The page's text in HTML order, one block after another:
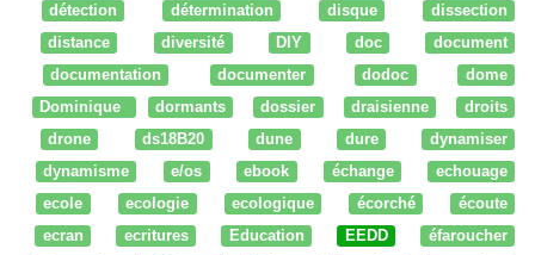
détection
détermination disque
dissection
distance
diversité DIY doc
document
documentation
documenter dodoc
dome
Dominique
dormants dossier draisienne
droits
drone
ds18B20 dune dure
dynamiser
dynamisme
e/os ebook échange
echouage
ecole
ecologie ecologique écorché
écoute
ecran
ecritures Education EEDD
éfaroucher